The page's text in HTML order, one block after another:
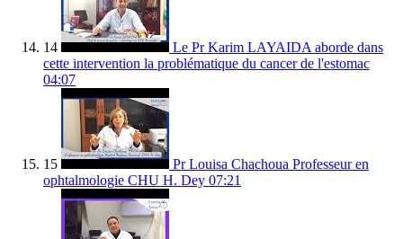
14
Le Pr Karim LAYAIDA aborde dans
cette intervention la problématique du cancer de l'estomac
04:07
15
Pr Louisa Chachoua Professeur en
ophtalmologie CHU H. Dey 07:21